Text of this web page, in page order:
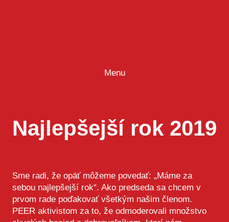
Menu
Najlepšejší rok 2019
Sme radi, že opäť môžeme povedať: „Máme za
sebou najlepšejší rok“. Ako predseda sa chcem v
prvom rade poďakovať všetkým našim členom.
PEER aktivistom za to, že odmoderovali množstvo